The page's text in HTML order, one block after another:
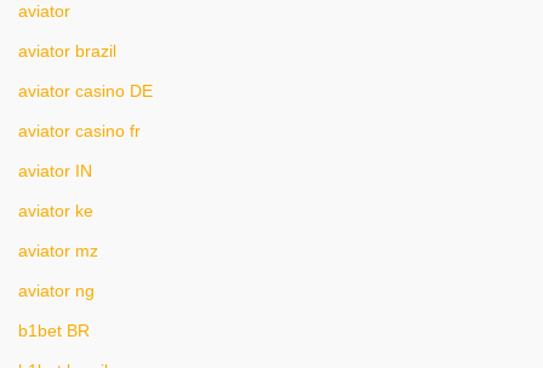
aviator
aviator brazil
aviator casino DE
aviator casino fr
aviator IN
aviator ke
aviator mz
aviator ng
b1bet BR